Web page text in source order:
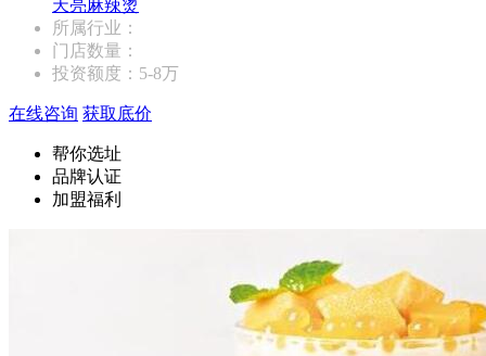
天亮麻辣烫
所属行业：
门店数量：
投资额度： 5-8万
在线咨询 获取底价
帮你选址
品牌认证
加盟福利